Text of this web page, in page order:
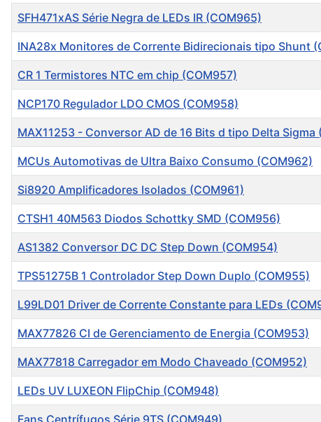
Título
SFH471xAS Série Negra de LEDs IR (COM965)
INA28x Monitores de Corrente Bidirecionais tipo Shunt
CR 1 Termistores NTC em chip (COM957)
NCP170 Regulador LDO CMOS (COM958)
MAX11253 - Conversor AD de 16 Bits d tipo Delta Sigma
MCUs Automotivas de Ultra Baixo Consumo (COM962)
Si8920 Amplificadores Isolados (COM961)
CTSH1 40M563 Diodos Schottky SMD (COM956)
AS1382 Conversor DC DC Step Down (COM954)
TPS51275B 1 Controlador Step Down Duplo (COM955)
L99LD01 Driver de Corrente Constante para LEDs
MAX77826 CI de Gerenciamento de Energia (COM953)
MAX77818 Carregador em Modo Chaveado (COM952)
LEDs UV LUXEON FlipChip (COM948)